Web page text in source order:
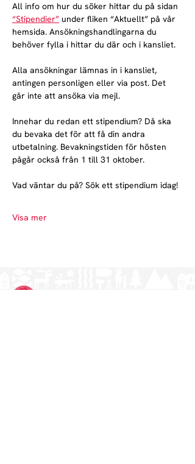
All info om hur du söker hittar du på sidan
“Stipendier” under fliken “Aktuellt” på vår
hemsida. Ansökningshandlingarna du
behöver fylla i hittar du där och i kansliet.
Alla ansökningar lämnas in i kansliet,
antingen personligen eller via post. Det
går inte att ansöka via mejl.
Innehar du redan ett stipendium? Då ska
du bevaka det för att få din andra
utbetalning. Bevakningstiden för hösten
pågår också från 1 till 31 oktober.
Vad väntar du på? Sök ett stipendium idag!
Visa mer